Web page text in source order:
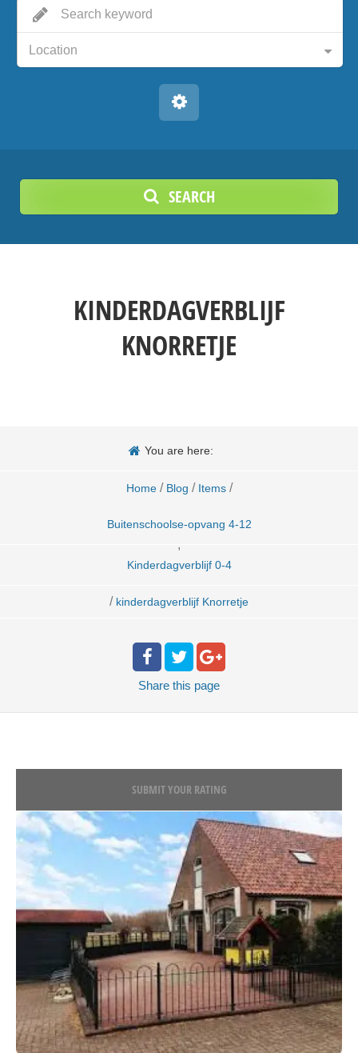
Location
SEARCH
KINDERDAGVERBLIJF
KNORRETJE
You are here:
Home / Blog / Items /
Buitenschoolse-opvang 4-12
,
Kinderdagverblijf 0-4
/ kinderdagverblijf Knorretje
Share this page
SUBMIT YOUR RATING